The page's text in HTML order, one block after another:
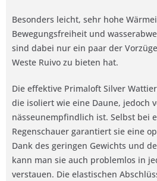
Besonders leicht, sehr hohe
Bewegungsfreiheit und
sind dabei nur ein paar der
Weste Ruivo zu bieten hat.
Die effektive Primaloft Silver
die isoliert wie eine Daune, jedoch
nässeunempfindlich ist. Selbst bei
Regenschauer garantiert sie eine
Dank des geringen Gewichts und
kann man sie auch problemlos in
verstauen. Die elastischen